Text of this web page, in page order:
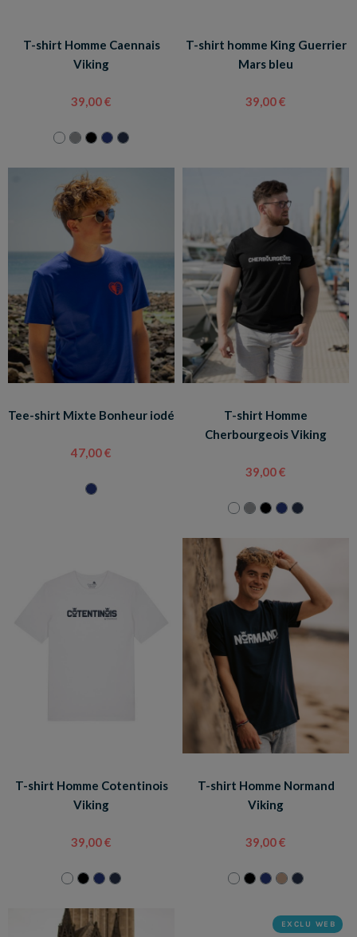
T-shirt Homme Caennais
Viking
39,00 €
T-shirt homme King Guerrier
Mars bleu
39,00 €
Tee-shirt Mixte Bonheur iodé
47,00 €
T-shirt Homme
Cherbourgeois Viking
39,00 €
T-shirt Homme Cotentinois
Viking
39,00 €
T-shirt Homme Normand
Viking
39,00 €
EXCLU WEB